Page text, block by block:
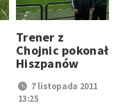
Trener z
Chojnic pokonał
Hiszpanów
7 listopada 2011
13:25